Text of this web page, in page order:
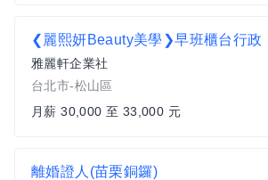
❮麗熙妍Beauty美學❯早班櫃台行政
雅麗軒企業社
台北市-松山區
月薪 30,000 至 33,000 元
離婚證人(苗栗銅鑼)